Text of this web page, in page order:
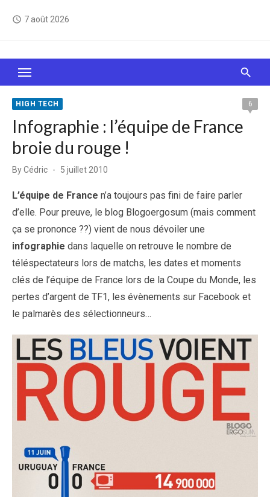
access_time 7 août 2026
Le Web, c'est comme une boîte de chocolats… On
sait jamais sur quoi on va tomber !
HIGH TECH 6
Infographie : l’équipe de France
broie du rouge !
ByCédric
Posted
5 juillet 2010
L’équipe de France n’a toujours pas fini de faire parler
d’elle. Pour preuve, le blog Blogoergosum (mais comment
ça se prononce ??) vient de nous dévoiler une
infographie dans laquelle on retrouve le nombre de
téléspectateurs lors de matchs, les dates et moments
clés de l’équipe de France lors de la Coupe du Monde, les
pertes d’argent de TF1, les évènements sur Facebook et
le palmarès des sélectionneurs…